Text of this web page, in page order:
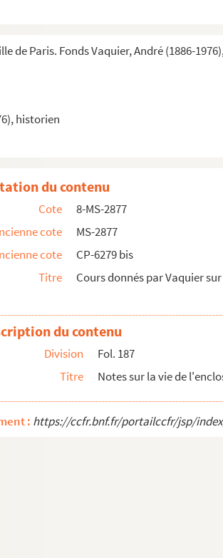
de Paris. Fonds Vaquier, André (1886-
historien
et aux bourgeois de Paris. [Version remani...
cours
notes diverses
du contenu
Cote
8-MS-2877
cote
MS-2877
cote
CP-6279 bis
Titre
Cours donnés par Vaquier
du contenu
Division
Fol. 187
Titre
Notes sur la vie de
: https://ccfr.bnf.fr/portailccfr/jsp/